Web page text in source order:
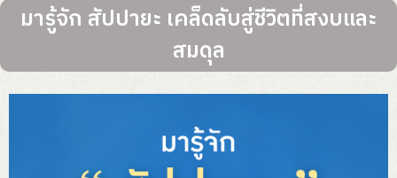
ประเพณีและความเชื่อ
บุญรักษาพาเที่ยว
มารู้จัก สัปปายะ เคล็ดลับสู่ชีวิตที่สงบและ
สมดุล